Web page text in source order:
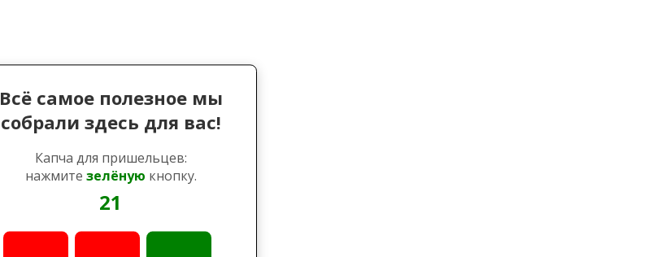
Всё самое полезное мы
собрали здесь для вас!
Капча для пришельцев:
нажмите зелёную кнопку.
21